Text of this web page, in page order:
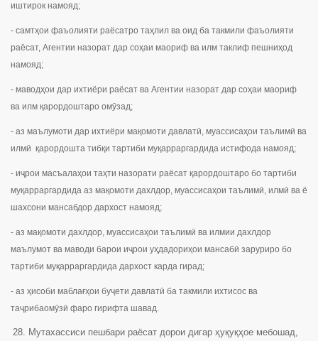
иштирок намояд;
- самтҳои фаъолияти раёсатро таҳлил ва оид ба такмили фаъолияти
раёсат, Агентии назорат дар соҳаи маориф ва илм таклиф пешниҳод
намояд;
- маводҳои дар ихтиёри раёсат ва Агентии назорат дар соҳаи маориф
ва илм қарордоштаро омӯзад;
- аз маълумоти дар ихтиёри мақомоти давлатӣ, муассисаҳои таълимӣ ва
илмӣ қарордошта тибқи тартиби муқарраргардида истифода намояд;
- иҷрои масъалаҳои таҳти назорати раёсат қарордоштаро бо тартиби
муқарраргардида аз мақомоти дахлдор, муассисаҳои таълимӣ, илмӣ ва ё
шахсони мансабдор дархост намояд;
- аз мақомоти дахлдор, муассисаҳои таълимӣ ва илмии дахлдор
маълумот ва маводи барои иҷрои уҳдадориҳои мансабӣ заруриро бо
тартиби муқарраргардида дархост карда гирад;
- аз ҳисоби маблағҳои буҷети давлатӣ ба такмили ихтисос ва
таҷрибаомӯзӣ фаро гирифта шавад.
Мутахассиси пешбари раёсат дорои дигар ҳуқуқҳое мебошад,